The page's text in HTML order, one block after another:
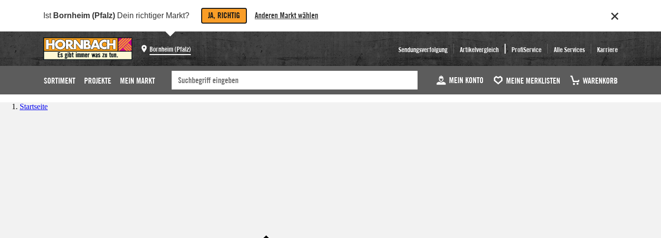
Ist Bornheim (Pfalz) Dein richtiger Markt? JA, RICHTIG Anderen Markt wählen
Bornheim (Pfalz) Sendungsverfolgung Artikelvergleich ProfiService Alle Services Karriere
SORTIMENT PROJEKTE MEIN MARKT MEIN KONTO MEINE MERKLISTEN WARENKORB
Startseite